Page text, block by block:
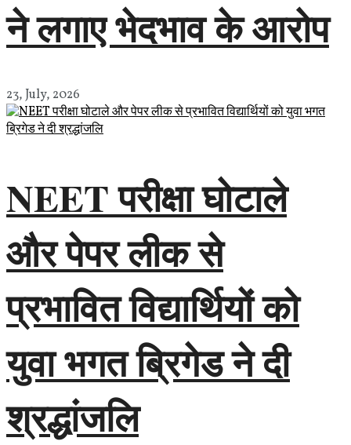
ने लगाए भेदभाव के आरोप
23, July, 2026
NEET परीक्षा घोटाले
और पेपर लीक से
प्रभावित विद्यार्थियों को
युवा भगत ब्रिगेड ने दी
श्रद्धांजलि